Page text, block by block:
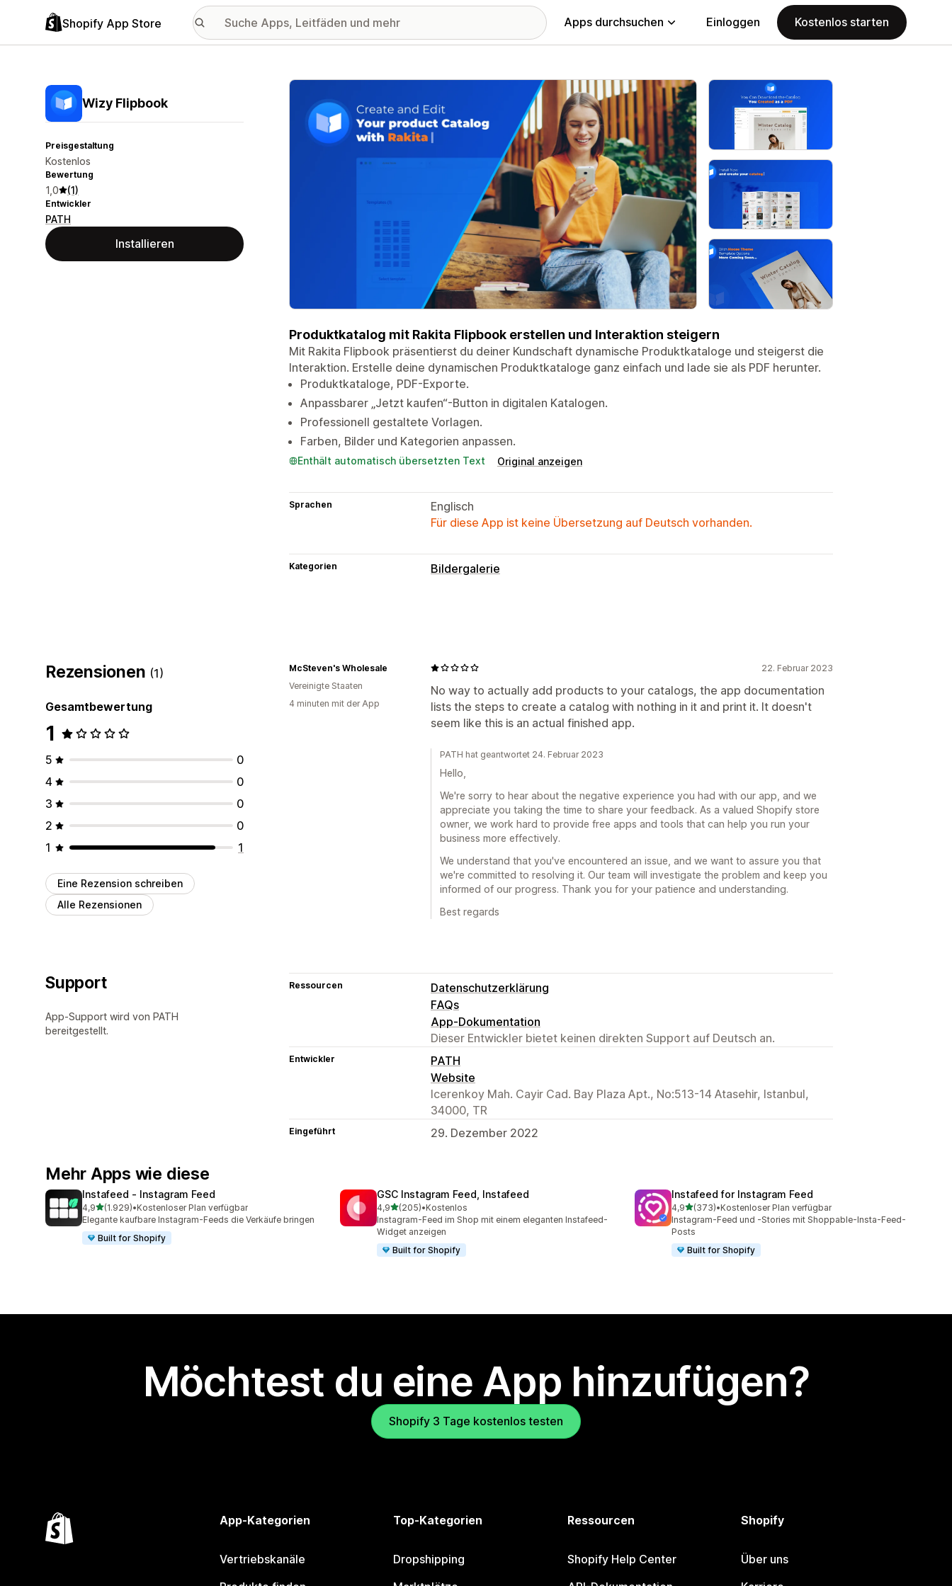
Shopify App Store Apps durchsuchen Einloggen Kostenlos starten
Wizy Flipbook
Preisgestaltung
Kostenlos
Bewertung
1,0 (1)
Entwickler
PATH
Installieren
Vorgestellte Bildergalerie
Produktkatalog mit Rakita Flipbook erstellen und Interaktion steigern
Mit Rakita Flipbook präsentierst du deiner Kundschaft dynamische Produktkataloge und steigerst die
Interaktion. Erstelle deine dynamischen Produktkataloge ganz einfach und lade sie als PDF herunter.
Produktkataloge, PDF-Exporte.
Anpassbarer „Jetzt kaufen“-Button in digitalen Katalogen.
Professionell gestaltete Vorlagen.
Farben, Bilder und Kategorien anpassen.
Enthält automatisch übersetzten Text Original anzeigen
Sprachen
Englisch
Für diese App ist keine Übersetzung auf Deutsch vorhanden.
Kategorien Bildergalerie
Rezensionen (1)
Gesamtbewertung
1
5
0
4
0
3
0
2
0
1
1
Eine Rezension schreiben
Alle Rezensionen
22. Februar 2023
No way to actually add products to your catalogs, the app documentation
lists the steps to create a catalog with nothing in it and print it. It doesn't
seem like this is an actual finished app.
McSteven's Wholesale
Vereinigte Staaten
4 minuten mit der App
PATH hat geantwortet 24. Februar 2023
Hello,
We're sorry to hear about the negative experience you had with our app, and we
appreciate you taking the time to share your feedback. As a valued Shopify store
owner, we work hard to provide free apps and tools that can help you run your
business more effectively.
We understand that you've encountered an issue, and we want to assure you that
we're committed to resolving it. Our team will investigate the problem and keep you
informed of our progress. Thank you for your patience and understanding.
Best regards
Support
App-Support wird von PATH
bereitgestellt.
Ressourcen
Datenschutzerklärung
FAQs
App-Dokumentation
Dieser Entwickler bietet keinen direkten Support auf Deutsch an.
Entwickler
PATH
Website
Icerenkoy Mah. Cayir Cad. Bay Plaza Apt., No:513-14 Atasehir, Istanbul,
34000, TR
Eingeführt 29. Dezember 2022
Mehr Apps wie diese
Instafeed ‑ Instagram Feed
4,9von 5 Sternen
(1.929)
1929 Rezensionen insgesamt
•Kostenloser Plan verfügbar
Elegante kaufbare Instagram-Feeds die Verkäufe bringen
Built for Shopify
GSC Instagram Feed, Instafeed
4,9von 5 Sternen
(205)
205 Rezensionen insgesamt
•Kostenlos
Instagram-Feed im Shop mit einem eleganten Instafeed-
Widget anzeigen
Built for Shopify
Instafeed for Instagram Feed
4,9von 5 Sternen
(373)
373 Rezensionen insgesamt
•Kostenloser Plan verfügbar
Instagram-Feed und -Stories mit Shoppable-Insta-Feed-
Posts
Built for Shopify
Möchtest du eine App hinzufügen?
Shopify 3 Tage kostenlos testen
App-Kategorien
Vertriebskanäle
Top-Kategorien
Dropshipping
Ressourcen
Shopify Help Center
Shopify
Über uns